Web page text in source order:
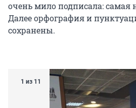
очень мило подписала: самая
Далее орфография и
сохранены.
1 из 11